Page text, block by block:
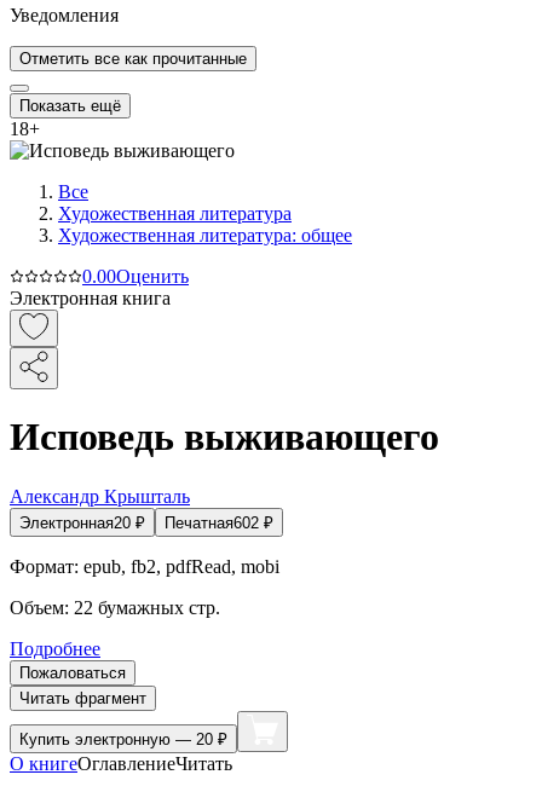
Уведомления
Отметить все как прочитанные
Показать ещё
18+
Все
Художественная литература
Художественная литература: общее
0.00Оценить
Электронная книга
Исповедь выживающего
Александр Крышталь
Электронная20 ₽ Печатная602 ₽
Формат: epub, fb2, pdfRead, mobi
Объем: 22 бумажных стр.
Подробнее
Пожаловаться
Читать фрагмент
Купить электронную — 20 ₽
О книгеОглавлениеЧитать